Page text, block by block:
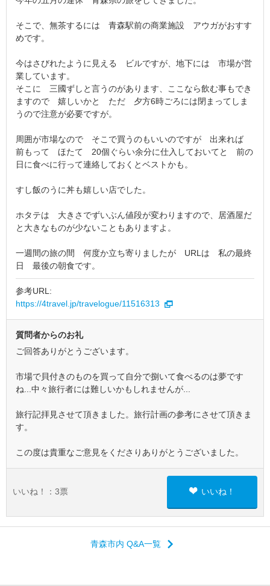
そこで、無茶するには 青森駅前の商業施設 アウガがおすす
めです。
今はさびれたように見える ビルですが、地下には 市場が営
業しています。
そこに 三國ずしと言うのがあります、ここなら飲む事もでき
ますので 嬉しいかと ただ 夕方6時ごろには閉まってしま
うので注意が必要ですが。
周囲が市場なので そこで買うのもいいのですが 出来れば
前もって ほたて 20個ぐらい余分に仕入しておいてと 前の
日に食べに行って連絡しておくとベストかも。
すし飯のうに丼も嬉しい店でした。
ホタテは 大きさでずいぶん値段が変わりますので、居酒屋だ
と大きなものが少ないこともありますよ。
一週間の旅の間 何度か立ち寄りましたが URLは 私の最終
日 最後の朝食です。
参考URL:
https://4travel.jp/travelogue/11516313
質問者からのお礼
ご回答ありがとうございます。
市場で貝付きのものを買って自分で捌いて食べるのは夢です
ね...中々旅行者には難しいかもしれませんが...
旅行記拝見させて頂きました。旅行計画の参考にさせて頂きま
す。
この度は貴重なご意見をくださりありがとうございました。
いいね！： 3票 いいね！
青森市内 Q&A一覧